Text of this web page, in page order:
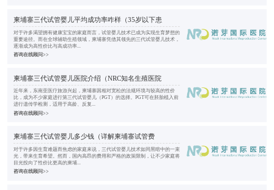
柬埔寨三代试管婴儿平均成功率咋样（35岁以下患
对于许多渴望拥有健康宝宝的家庭而言，试管婴儿技术已成为实现生育梦想的
重要途径。而在全球辅助生殖领域，柬埔寨凭借其领先的三代试管婴儿技术，
逐渐成为高性价比与高成功率...
咨询在线顾问>>
柬埔寨三代试管婴儿医院介绍（NRC知名生殖医院
近年来，东南亚医疗旅游兴起，柬埔寨因相对宽松的法规环境与较高的性价
比，成为不少家庭进行第三代试管婴儿（PGT）的选择。PGT可在胚胎植入前
进行遗传学检测，适用于高龄、反复...
咨询在线顾问>>
柬埔寨三代试管婴儿多少钱（详解柬埔寨试管费
对于许多因生育难题而焦虑的家庭来说，三代试管婴儿技术如同黑暗中的一束
光，带来生育希望。然而，国内高昂的费用和严格的政策限制，让不少家庭将
目光投向了性价比更高的柬埔...
咨询在线顾问>>